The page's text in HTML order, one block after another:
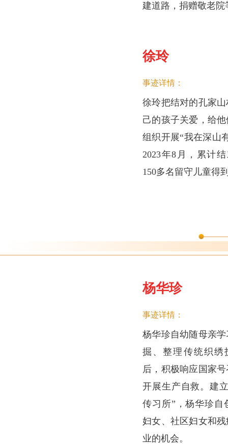
建道路，捐赠敬老院
徐玲
事迹详情：
徐玲把结对的孔家
己的孩子关爱，给
组织开展“我在深山
2023年8月，累计
150多名留守儿童得
杨华珍
事迹详情：
杨华珍自幼随母亲
掘、整理传统织绣
后，积极响应国家
开展生产自救。建
传习所”，杨华珍自
妇女、社区妇女和
业的机会。